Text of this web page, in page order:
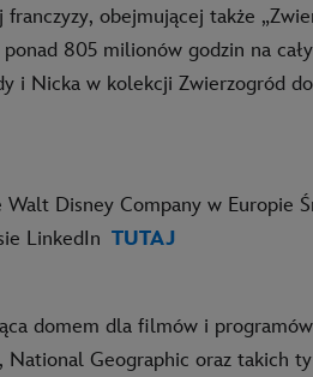
franczyzy, obejmującej także
805 milionów godzin na
i Nicka w kolekcji Zwierzogród
Disney Company w Europie
LinkedIn TUTAJ
domem dla filmów i
National Geographic oraz takich